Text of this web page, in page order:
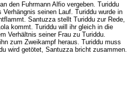
den Fuhrmann Alfio vergeben. Turiddu
seinen Lauf. Turiddu wurde in
Santuzza stellt Turiddu zur Rede,
kommt. Turiddu will ihr gleich in die
Verhältnis seiner Frau zu Turiddu.
zum Zweikampf heraus. Turiddu muss
wird getötet, Santuzza bricht zusammen.